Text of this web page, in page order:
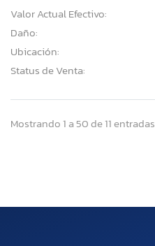
Valor Actual Efectivo:
Daño:
Ubicación:
Status de Venta:
Mostrando 1 a 50 de 11 entradas